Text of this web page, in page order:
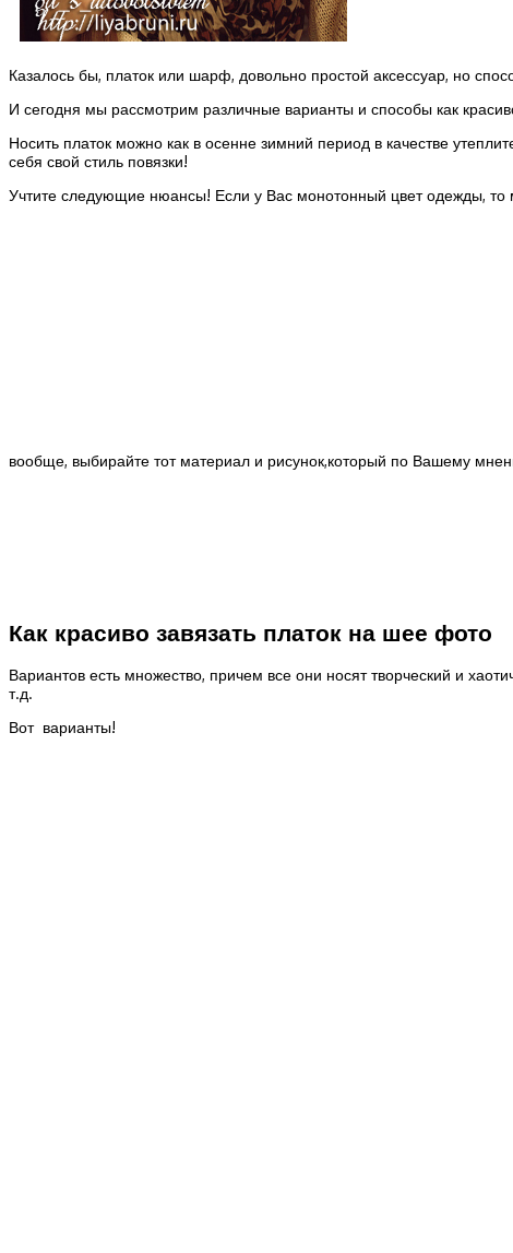
Казалось бы, платок или шарф, довольно простой аксессуар, но
И сегодня мы рассмотрим различные варианты и способы как
Носить платок можно как в осенне зимний период в качестве
себя свой стиль повязки!
Учтите следующие нюансы! Если у Вас монотонный цвет одежды, то
вообще, выбирайте тот материал и рисунок,который по Вашему
Как красиво завязать платок на шее фото
Вариантов есть множество, причем все они носят творческий и
т.д.
Вот варианты!